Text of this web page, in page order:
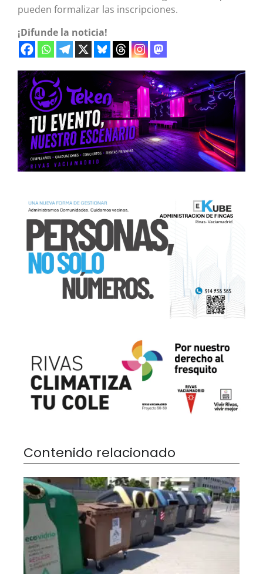
pueden formalizar las inscripciones.
¡Difunde la noticia!
Contenido relacionado